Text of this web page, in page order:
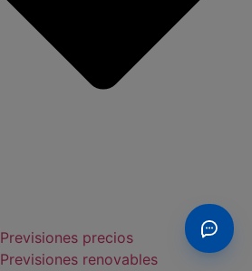
Previsiones precios
Previsiones renovables